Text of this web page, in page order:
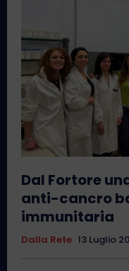
Dal Fortore
anti-cancro
immunitaria
Dalla Rete 13 Luglio